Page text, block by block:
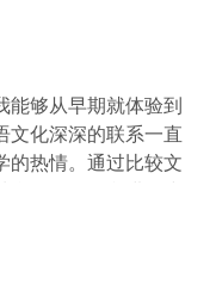
能够从早期就体验到
文化深深的联系一直
的热情。通过比较文
译项目，我进一步
文本。我们可以共
，我期待在您的学